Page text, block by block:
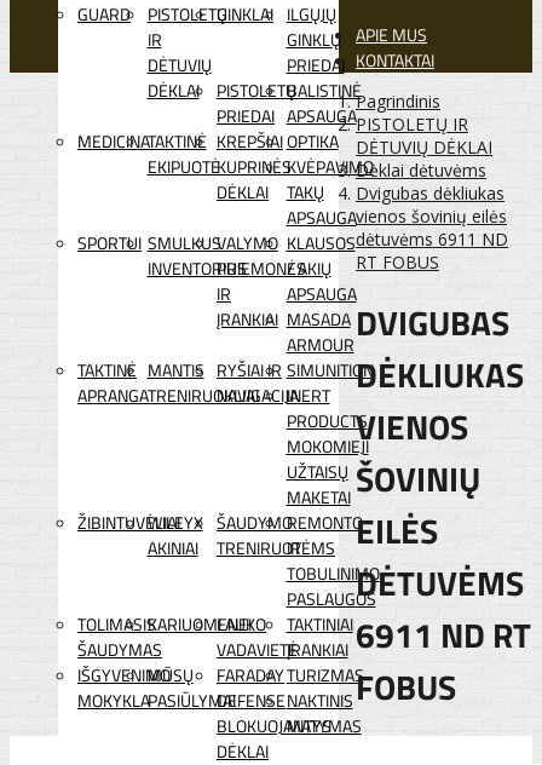
GUARD
PISTOLETŲ
IR
DĖTUVIŲ
DĖKLAI
GINKLAI ILGŲJŲ
GINKLŲ
PRIEDAI
PISTOLETŲ
PRIEDAI
BALISTINĖ
APSAUGA
MEDICINATAKTINĖ
EKIPUOTĖ
KREPŠIAI
KUPRINĖS
DĖKLAI
OPTIKA
KVĖPAVIMO
TAKŲ
APSAUGA
SPORTUI SMULKUS
INVENTORIUS
VALYMO
PRIEMONĖS
IR
ĮRANKIAI
KLAUSOS
/ AKIŲ
APSAUGA
MASADA
ARMOUR
TAKTINĖ
APRANGA
MANTIS
TRENIRUOKLIAI
RYŠIAI IR
NAVIGACIJA
SIMUNITION
INERT
PRODUCTS
MOKOMIEJI
UŽTAISŲ
MAKETAI
ŽIBINTUVĖLIAI
WILEYX
AKINIAI
ŠAUDYMO
TRENIRUOTĖMS
REMONTO
IR
TOBULINIMO
PASLAUGOS
TOLIMASIS
ŠAUDYMAS
KARIUOMENEI
LAUKO
VADAVIETĖ
TAKTINIAI
ĮRANKIAI
IŠGYVENIMO
MOKYKLA
MŪSŲ
PASIŪLYMAI
FARADAY
DEFENSE
BLOKUOJANTYS
DĖKLAI
TURIZMAS
NAKTINIS
MATYMAS
APIE MUS
KONTAKTAI
Pagrindinis
PISTOLETŲ IR
DĖTUVIŲ DĖKLAI
Dėklai dėtuvėms
Dvigubas dėkliukas
vienos šovinių eilės
dėtuvėms 6911 ND
RT FOBUS
DVIGUBAS
DĖKLIUKAS
VIENOS
ŠOVINIŲ
EILĖS
DĖTUVĖMS
6911 ND RT
FOBUS